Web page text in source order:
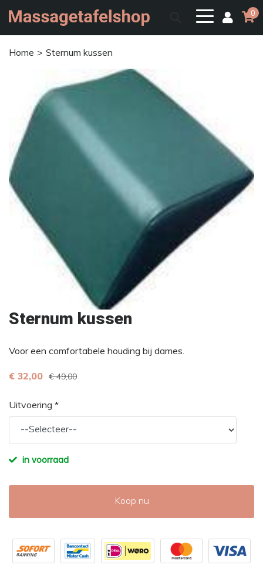
0
Home Sternum kussen
Sternum kussen
Voor een comfortabele houding bij dames.
€ 32,00 € 49,00
Uitvoering *
in voorraad
Koop nu